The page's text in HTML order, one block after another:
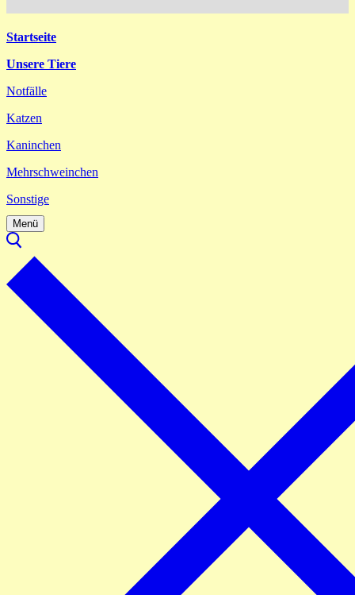
Startseite
Unsere Tiere
Notfälle
Katzen
Kaninchen
Mehrschweinchen
Sonstige
Menü